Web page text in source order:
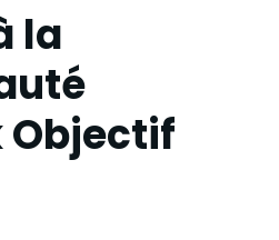
la
Objectif